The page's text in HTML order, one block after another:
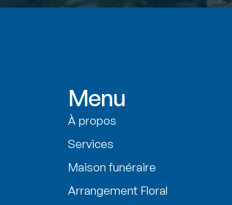
Menu
À propos
Services
Maison funéraire
Arrangement Floral